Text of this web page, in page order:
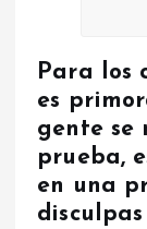
Para los
es
gente se
prueba,
en una